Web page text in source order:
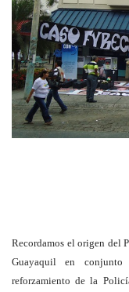
Recordamos el origen del
Guayaquil en
reforzamiento de la